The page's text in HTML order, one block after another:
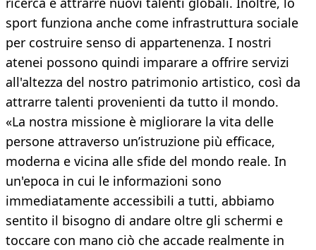
sport funziona anche come infrastruttura sociale
per costruire senso di appartenenza. I nostri
atenei possono quindi imparare a offrire servizi
all'altezza del nostro patrimonio artistico, così da
attrarre talenti provenienti da tutto il mondo.
«La nostra missione è migliorare la vita delle
persone attraverso un’istruzione più efficace,
moderna e vicina alle sfide del mondo reale. In
un'epoca in cui le informazioni sono
immediatamente accessibili a tutti, abbiamo
sentito il bisogno di andare oltre gli schermi e
toccare con mano ciò che accade realmente in